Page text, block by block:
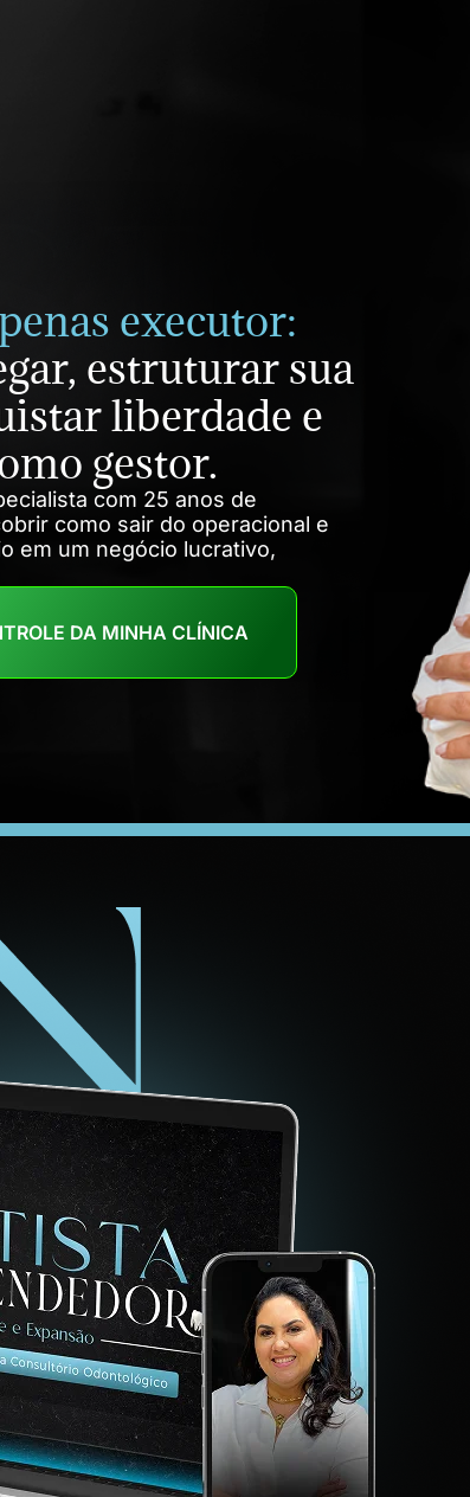
executor:
estruturar sua
liberdade e
gestor.
com 25 anos de
como sair do operacional e
em um negócio lucrativo,
DA MINHA CLÍNICA